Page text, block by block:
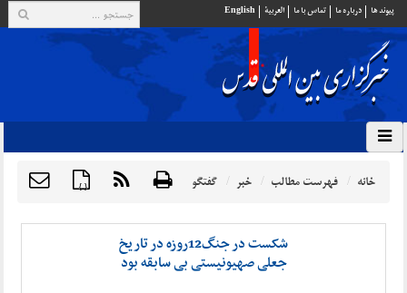
پيوند ها درباره ما تماس با ما العربية English
{ } خانه فهرست مطالب خبر گفتگو
شکست در جنگ12روزه در تاریخ
جعلی صهیونیستی بی‌ سابقه بود